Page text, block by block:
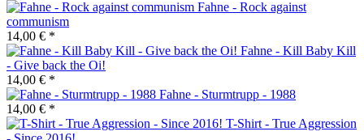
Fahne - Rock against
communism
14,00 € *
Fahne - Kill Baby Kill
- Give back the Oi!
14,00 € *
Fahne - Sturmtrupp - 1988
14,00 € *
T-Shirt - True Aggression